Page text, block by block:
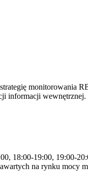
monitorowania
informacji
18:00-19:00, 19:00-
na rynku mocy